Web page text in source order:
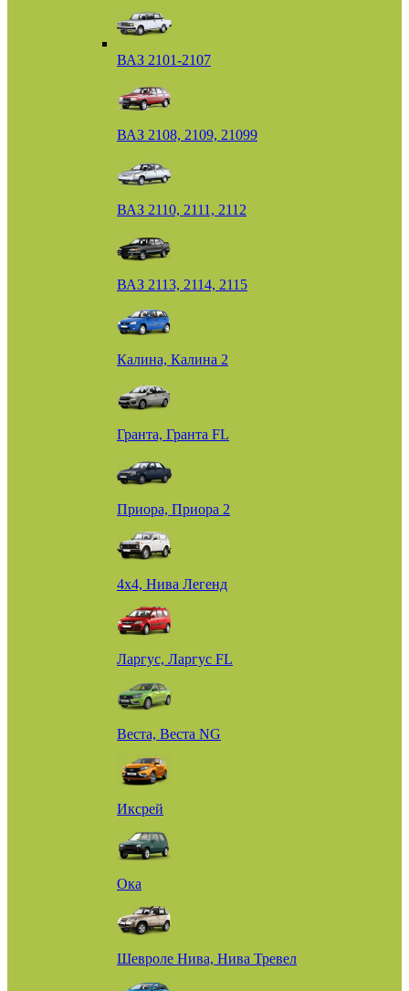
ВАЗ 2101-2107
ВАЗ 2108, 2109, 21099
ВАЗ 2110, 2111, 2112
ВАЗ 2113, 2114, 2115
Калина, Калина 2
Гранта, Гранта FL
Приора, Приора 2
4х4, Нива Легенд
Ларгус, Ларгус FL
Веста, Веста NG
Иксрей
Ока
Шевроле Нива, Нива Тревел